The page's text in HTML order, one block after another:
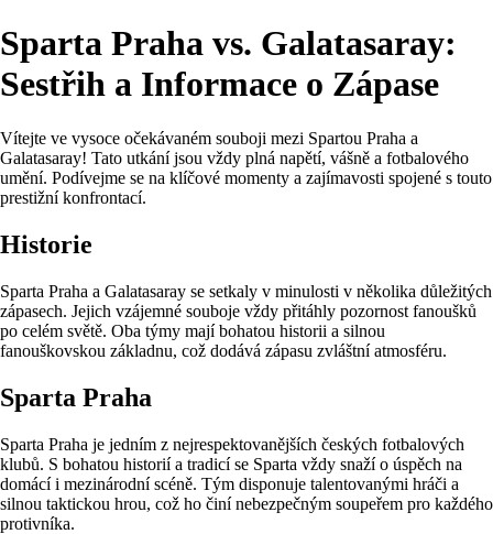
Sparta Praha vs. Galatasaray:
Sestřih a Informace o Zápase
Vítejte ve vysoce očekávaném souboji mezi Spartou Praha a
Galatasaray! Tato utkání jsou vždy plná napětí, vášně a fotbalového
umění. Podívejme se na klíčové momenty a zajímavosti spojené s touto
prestižní konfrontací.
Historie
Sparta Praha a Galatasaray se setkaly v minulosti v několika důležitých
zápasech. Jejich vzájemné souboje vždy přitáhly pozornost fanoušků
po celém světě. Oba týmy mají bohatou historii a silnou
fanouškovskou základnu, což dodává zápasu zvláštní atmosféru.
Sparta Praha
Sparta Praha je jedním z nejrespektovanějších českých fotbalových
klubů. S bohatou historií a tradicí se Sparta vždy snaží o úspěch na
domácí i mezinárodní scéně. Tým disponuje talentovanými hráči a
silnou taktickou hrou, což ho činí nebezpečným soupeřem pro každého
protivníka.